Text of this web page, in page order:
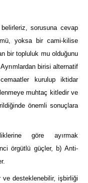
sorusuna cevap
yoksa bir cami-kilise
bir topluluk mu olduğunu
birisi alternatif
kurulup iktidar
muhtaç kitledir ve
önemli sonuçlara
göre ayırmak
örgütlü güçler, b) Anti-
ve desteklenebilir, işbirliği